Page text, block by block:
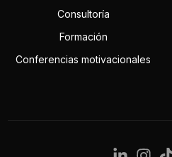
Consultoría
Formación
Conferencias motivacionales